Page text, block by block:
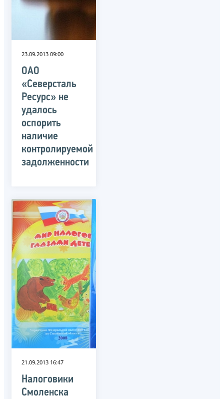
23.09.2013 09:00
ОАО
«Северсталь
Ресурс» не
удалось
оспорить
наличие
контролируемой
задолженности
21.09.2013 16:47
Налоговики
Смоленска